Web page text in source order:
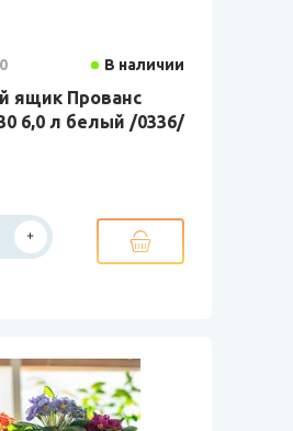
В наличии
ящик Прованс
6,0 л белый /0336/